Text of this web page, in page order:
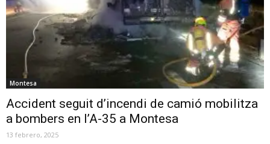
Montesa
Accident seguit d’incendi de camió mobilitza
a bombers en l’A-35 a Montesa
13 febrero, 2025